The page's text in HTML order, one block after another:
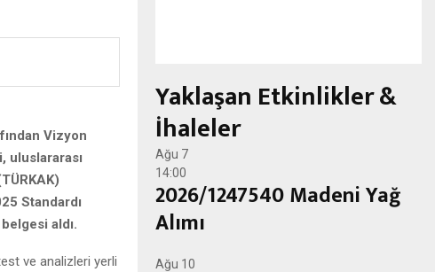
Vizyon
uluslararası
Standardı
aldı.
ve analizleri yerli
Yaklaşan Etkinlikler &
İhaleler
Ağu 7
14:00
2026/1247540 Madeni Yağ
Alımı
Ağu 10